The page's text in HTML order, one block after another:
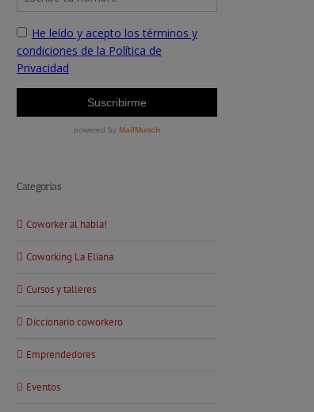
Categorías
Coworker al habla!
Coworking La Eliana
Cursos y talleres
Diccionario coworkero
Emprendedores
Eventos